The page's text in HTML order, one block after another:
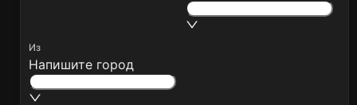
Из
Напишите город